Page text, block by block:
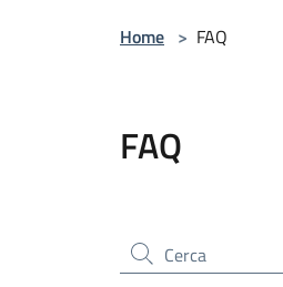
Home > FAQ
FAQ
Cerca nel sito